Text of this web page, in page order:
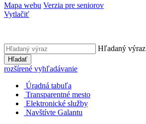
Mapa webu Verzia pre seniorov
Vytlačiť
Hľadaný výraz
Hľadať
rozšírené vyhľadávanie
Úradná tabuľa
Transparentné mesto
Elektronické služby
Navštívte Galantu